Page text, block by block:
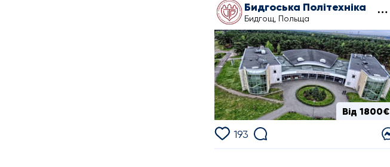
Бидгоська Політехніка
Бидгощ, Польща
Від 1800€
193